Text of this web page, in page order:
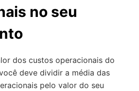
no seu
dos custos operacionais do
deve dividir a média das
pelo valor do seu